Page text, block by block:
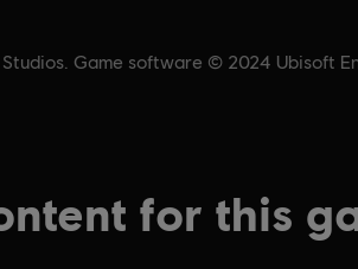
Game software © 2024 Ubisoft
for this